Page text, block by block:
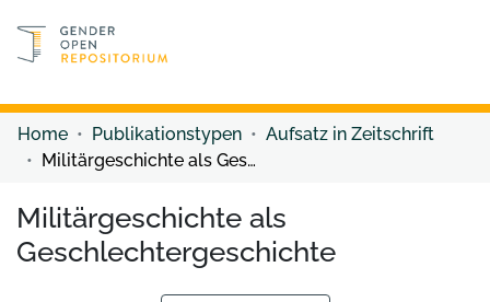
Discover content
Home Publikationstypen
Aufsatz in Zeitschrift
Militärgeschichte als Geschlechtergeschichte
Militärgeschichte als
Geschlechtergeschichte